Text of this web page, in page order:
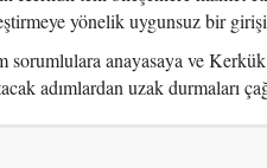
yönelik uygunsuz bir
anayasaya ve Kerkük
adımlardan uzak durmaları